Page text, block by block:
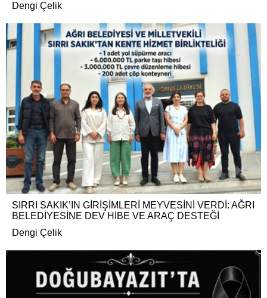
Dengi Çelik
SIRRI SAKIK’IN GİRİŞİMLERİ MEYVESİNİ VERDİ: AĞRI
BELEDİYESİNE DEV HİBE VE ARAÇ DESTEĞİ
Dengi Çelik